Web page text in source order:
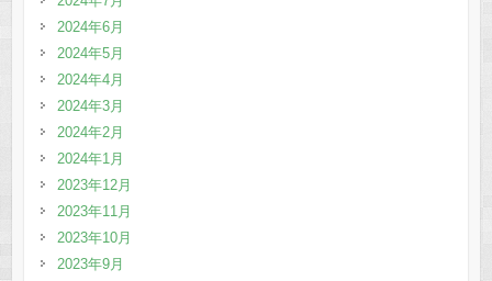
2024年6月
2024年5月
2024年4月
2024年3月
2024年2月
2024年1月
2023年12月
2023年11月
2023年10月
2023年9月